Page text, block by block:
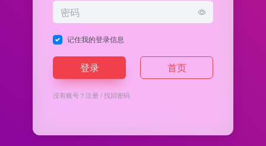
记住我的登录信息
登录 首页
没有账号？注册/找回密码